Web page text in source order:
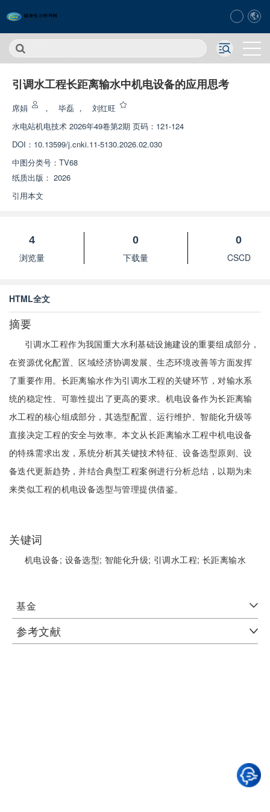
引调水工程长距离输水中机电设备的应用思考
席娟 ， 毕磊 ，
刘红旺
水电站机电技术 2026年49卷第2期 页码：121-124
DOI： 10.13599/j.cnki.11-5130.2026.02.030
中图分类号： TV68
纸质出版： 2026
引用本文
4
浏览量
0
下载量
0
CSCD
HTML全文
摘要
引调水工程作为我国重大水利基础设施建设的重要组成部分，
在资源优化配置、区域经济协调发展、生态环境改善等方面发挥
了重要作用。长距离输水作为引调水工程的关键环节，对输水系
统的稳定性、可靠性提出了更高的要求。机电设备作为长距离输
水工程的核心组成部分，其选型配置、运行维护、智能化升级等
直接决定工程的安全与效率。本文从长距离输水工程中机电设备
的特殊需求出发，系统分析其关键技术特征、设备选型原则、设
备迭代更新趋势，并结合典型工程案例进行分析总结，以期为未
来类似工程的机电设备选型与管理提供借鉴。
关键词
机电设备; 设备选型; 智能化升级; 引调水工程; 长距离输水
基金
参考文献